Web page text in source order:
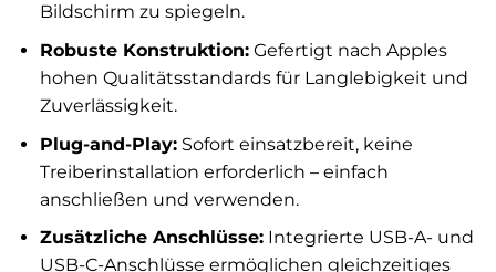
Bildschirm zu spiegeln.
Robuste Konstruktion:Gefertigt nach Apples
hohen Qualitätsstandards für Langlebigkeit und
Zuverlässigkeit.
Plug-and-Play:Sofort einsatzbereit, keine
Treiberinstallation erforderlich – einfach
anschließen und verwenden.
Zusätzliche Anschlüsse:Integrierte USB-A- und
USB-C-Anschlüsse ermöglichen gleichzeitiges